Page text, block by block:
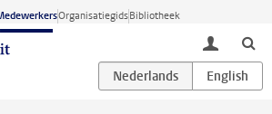
OrganisatiegidsBibliotheek
toggle